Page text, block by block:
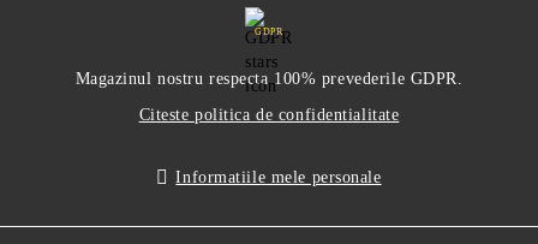
GDPR
Magazinul nostru respecta 100% prevederile GDPR.
Citeste politica de confidentialitate
Informatiile mele personale